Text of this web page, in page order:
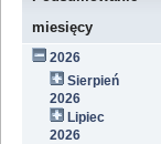
miesięcy
2026
Sierpień
2026
Lipiec
2026